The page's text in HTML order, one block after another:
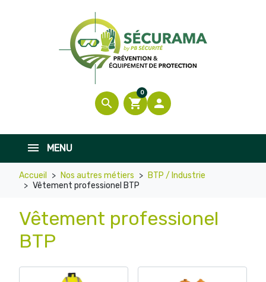
search shopping_cart
0

MENU
Accueil Nos autres métiers
BTP / Industrie
Vêtement professionel BTP
Vêtement professionel
BTP